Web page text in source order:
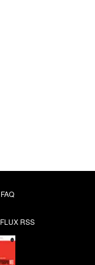
FAQ
FLUX RSS